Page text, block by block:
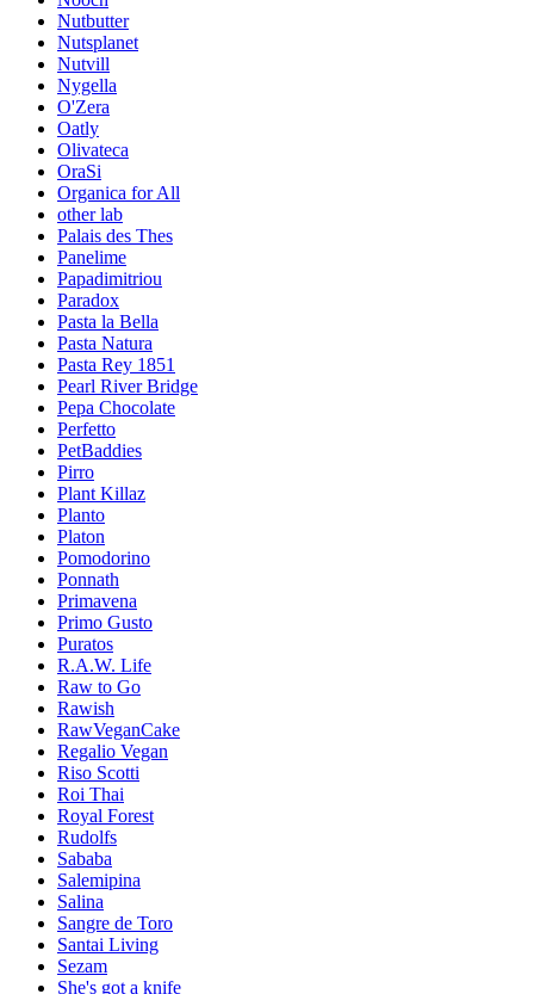
Nutbutter
Nutsplanet
Nutvill
Nygella
O'Zera
Oatly
Olivateca
OraSi
Organica for All
other lab
Palais des Thes
Panelime
Papadimitriou
Paradox
Pasta la Bella
Pasta Natura
Pasta Rey 1851
Pearl River Bridge
Pepa Chocolate
Perfetto
PetBaddies
Pirro
Plant Killaz
Planto
Platon
Pomodorino
Ponnath
Primavena
Primo Gusto
Puratos
R.A.W. Life
Raw to Go
Rawish
RawVeganCake
Regalio Vegan
Riso Scotti
Roi Thai
Royal Forest
Rudolfs
Sababa
Salemipina
Salina
Sangre de Toro
Santai Living
Sezam
She's got a knife